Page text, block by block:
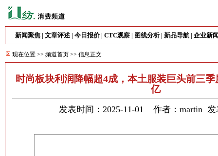
新闻聚焦 文章评述 今日报价 CTC观察 图线分析 新品导航 企业新
现在位置 >> 频道首页 >> 信息正文
时尚板块利润降幅超4成，本土服装巨头前三季
亿
发表时间：2025-11-01 作者： martin 发